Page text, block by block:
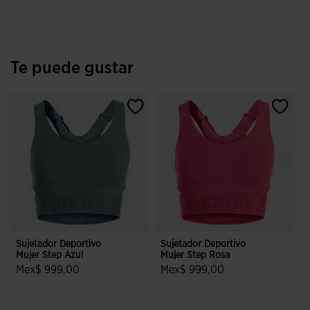
Te puede gustar
Sujetador Deportivo
Mujer Step Azul
Mex$ 999,00
Sujetador Deportivo
Mujer Step Rosa
Mex$ 999,00